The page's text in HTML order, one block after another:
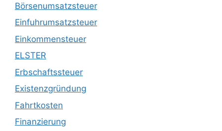
Börsenumsatzsteuer
Einfuhrumsatzsteuer
Einkommensteuer
ELSTER
Erbschaftssteuer
Existenzgründung
Fahrtkosten
Finanzierung